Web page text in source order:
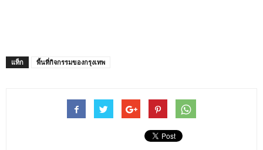
แท็ก พื้นที่กิจกรรมของกรุงเทพ